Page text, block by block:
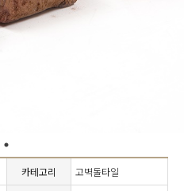
카테고리 고벽돌타일